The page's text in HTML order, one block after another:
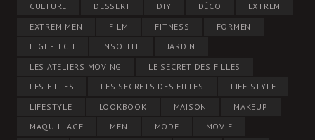
CULTURE
DESSERT DIY DÉCO
EXTREM
EXTREM MEN
FILM FITNESS
FORMEN
HIGH-TECH
INSOLITE
JARDIN
LES ATELIERS MOVING
LE SECRET DES FILLES
LES FILLES
LES SECRETS DES FILLES
LIFE STYLE
LIFESTYLE
LOOKBOOK MAISON
MAKEUP
MAQUILLAGE
MEN MODE
MOVIE